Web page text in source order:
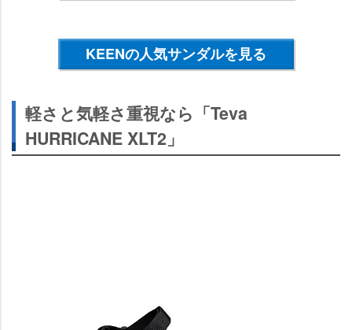
KEENの人気サンダルを見る
軽さと気軽さ重視なら「Teva
HURRICANE XLT2」